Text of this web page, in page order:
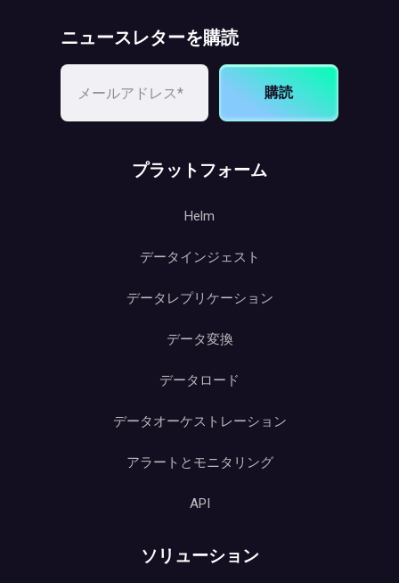
ニュースレターを購読
購読
プラットフォーム
Helm
データインジェスト
データレプリケーション
データ変換
データロード
データオーケストレーション
アラートとモニタリング
API
ソリューション